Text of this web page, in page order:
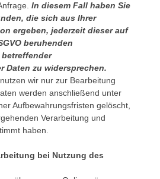
In diesem Fall haben Sie
die sich aus Ihrer
ergeben, jederzeit dieser auf
beruhenden
betreffender
Daten zu widersprechen.
wir nur zur Bearbeitung
werden anschließend unter
Aufbewahrungsfristen gelöscht,
Verarbeitung und
haben.
bei Nutzung des